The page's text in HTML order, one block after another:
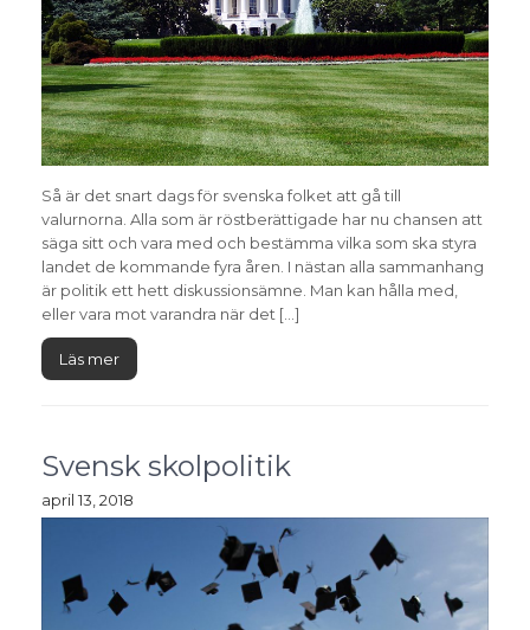
Så är det snart dags för svenska folket att gå till
valurnorna. Alla som är röstberättigade har nu chansen att
säga sitt och vara med och bestämma vilka som ska styra
landet de kommande fyra åren. I nästan alla sammanhang
är politik ett hett diskussionsämne. Man kan hålla med,
eller vara mot varandra när det […]
Läs mer
Svensk skolpolitik
april 13, 2018